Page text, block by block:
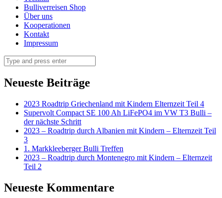
BULLI
VERREISEN
BULLI
VERREISEN
Bulliverreisen Shop
Über uns
Kooperationen
Kontakt
Impressum
Search
Neueste Beiträge
2023 Roadtrip Griechenland mit Kindern Elternzeit Teil 4
Supervolt Compact SE 100 Ah LiFePO4 im VW T3 Bulli –
der nächste Schritt
2023 – Roadtrip durch Albanien mit Kindern – Elternzeit Teil
3
1. Markkleeberger Bulli Treffen
2023 – Roadtrip durch Montenegro mit Kindern – Elternzeit
Teil 2
Neueste Kommentare